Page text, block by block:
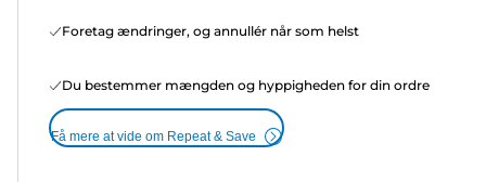
Foretag ændringer, og annullér når som helst
Du bestemmer mængden og hyppigheden for din ordre
Få mere at vide om Repeat & Save